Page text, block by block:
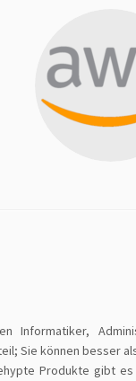
Informatiker,
Sie können besser
Produkte gibt es